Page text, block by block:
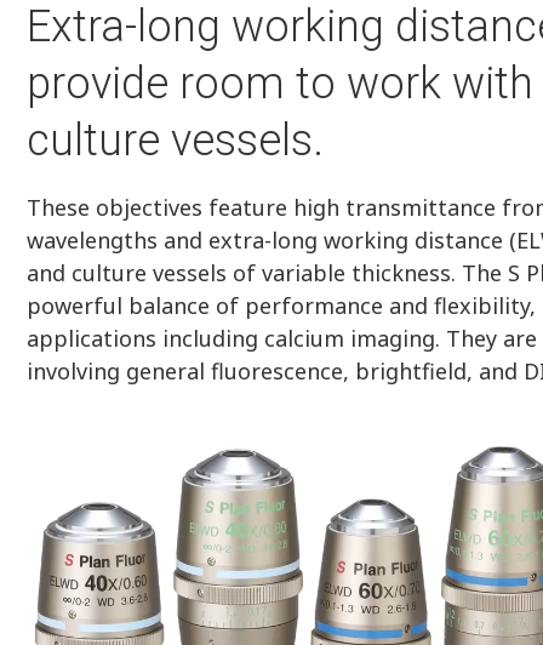
Extra-long working
provide room to work
culture vessels.
These objectives feature high transmittance
wavelengths and extra-long working distance
and culture vessels of variable thickness. The S
powerful balance of performance and
applications including calcium imaging. They
involving general fluorescence, brightfield, and